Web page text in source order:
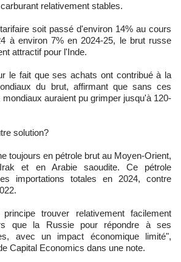
relativement stables.
soit passé d'environ 14% au cours
à environ 7% en 2024-25, le brut russe
attractif pour l'Inde.
le fait que ses achats ont contribué à la
du brut, affirmant que sans ces
auraient pu grimper jusqu'à 120-
solution?
toujours en pétrole brut au Moyen-Orient,
et en Arabie saoudite. Ce pétrole
importations totales en 2024, contre
trouver relativement facilement
que la Russie pour répondre à ses
avec un impact économique limité",
Capital Economics dans une note.